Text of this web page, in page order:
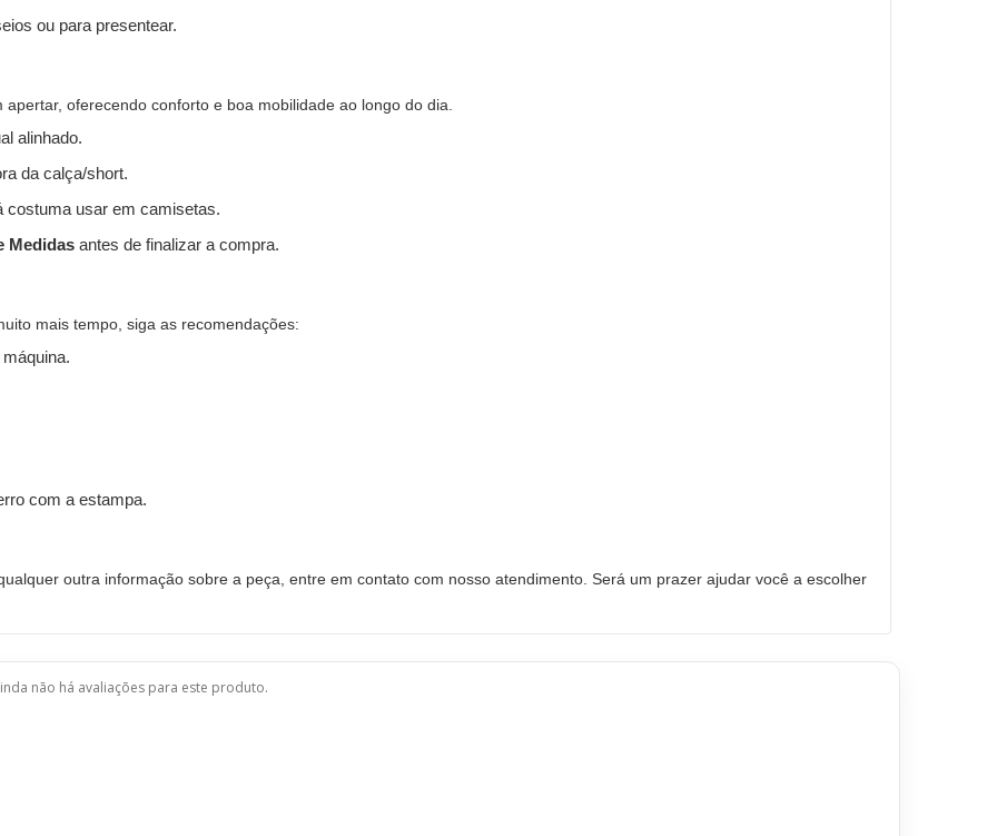
ou para presentear.
oferecendo conforto e boa mobilidade ao longo do dia.
alinhado.
da calça/short.
costuma usar em camisetas.
Medidas antes de finalizar a compra.
mais tempo, siga as recomendações:
com a estampa.
outra informação sobre a peça, entre em contato com nosso atendimento. Será um prazer ajudar você a escolher
não há avaliações para este produto.